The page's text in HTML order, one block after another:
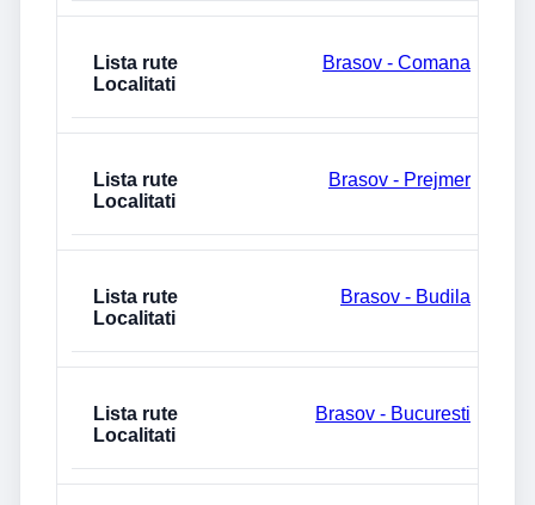
Brasov - Comana
Brasov - Prejmer
Brasov - Budila
Brasov - Bucuresti